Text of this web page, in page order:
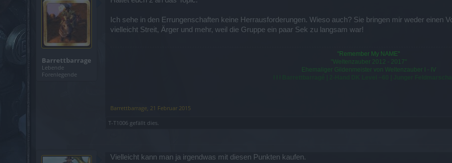
Barrettbarrage
Lebende
Forenlegende
Ich sehe in den Errungenschaften keine Herrausforderungen. Wieso auch? Sie bringen mir weder einen
vielleicht Streit, Ärger und mehr, weil die Gruppe ein paar Sek zu langsam war!
"Remember My NAME"
"Weltenzauber 2012 - 2017"
Ehemaliger Gildenmeister von Weltenzauber I - IV
Barrettbarrage, 21 Februar 2015
T-T1006 gefällt dies.
Vielleicht kann man ja irgendwas mit diesen Punkten kaufen.